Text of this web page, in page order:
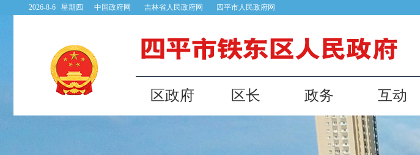
2026-8-6 星期四 中国政府网 吉林省人民政府网 四平市人民政府网
区政府 区长 政务 互动